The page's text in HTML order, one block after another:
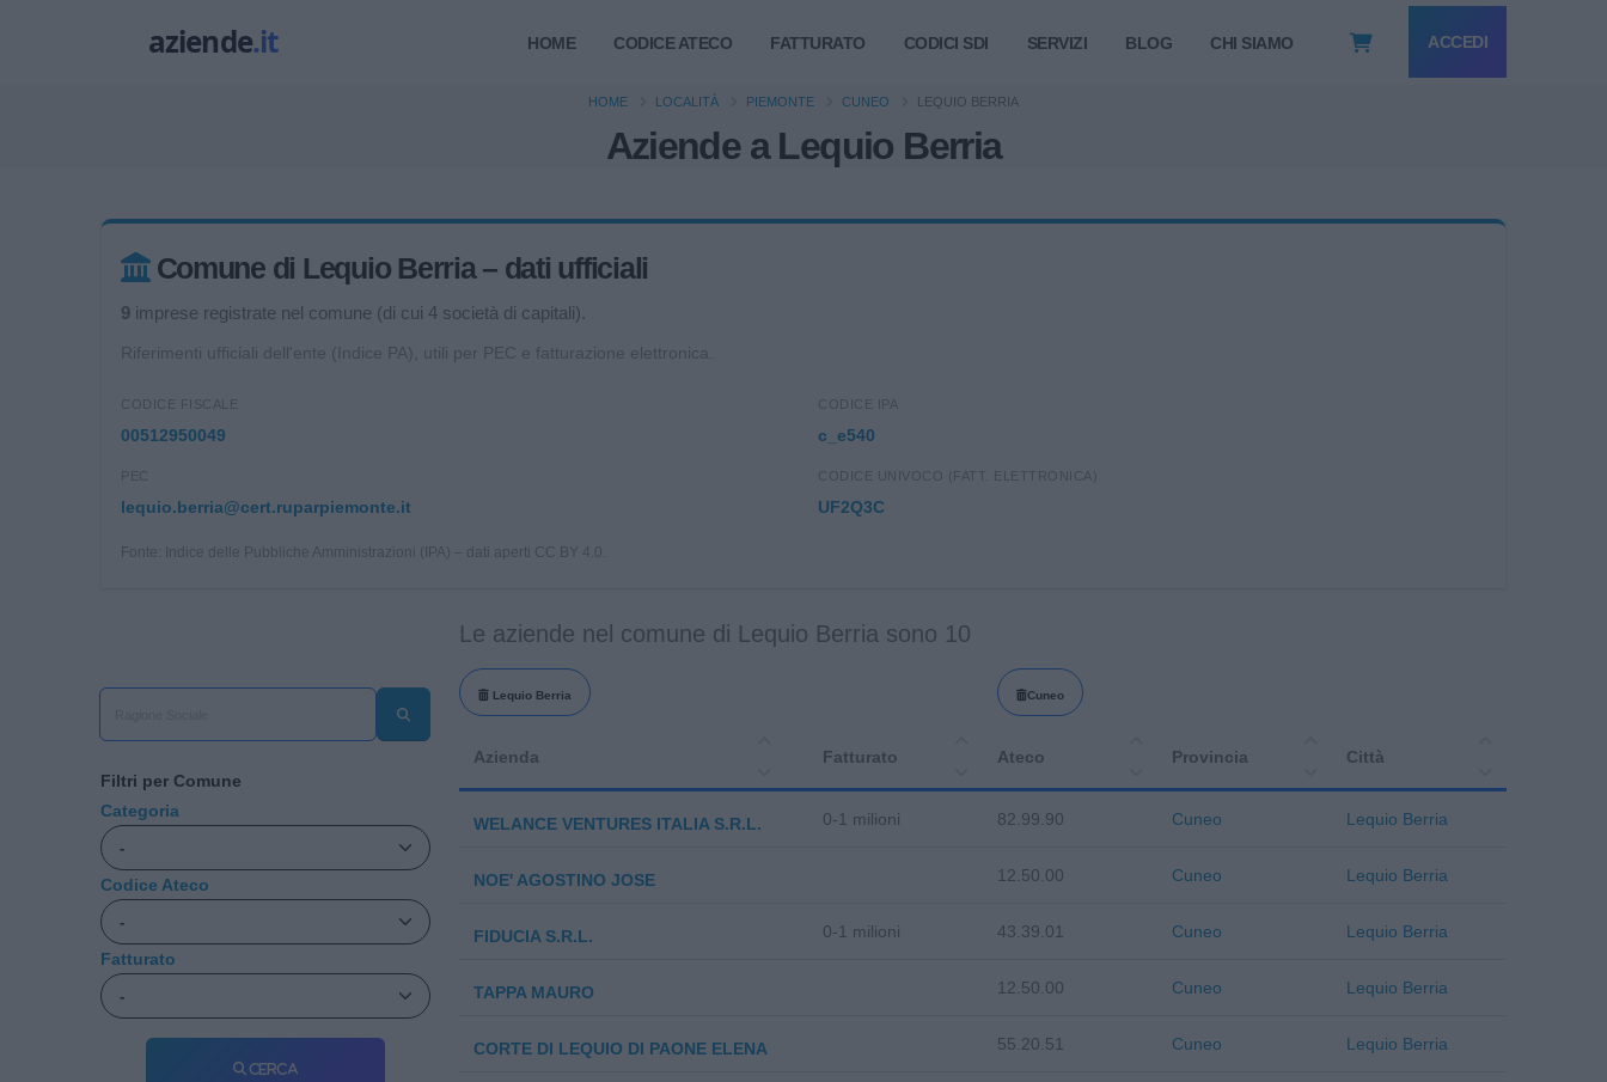
HOME CODICE ATECO FATTURATO CODICI SDI SERVIZI BLOG CHI SIAMO ACCEDI
Aziende a Lequio Berria
HOME LOCALITÀ PIEMONTE CUNEO LEQUIO BERRIA
Comune di Lequio Berria – dati ufficiali
9 imprese registrate nel comune (di cui 4 società di capitali).
Riferimenti ufficiali dell'ente (Indice PA), utili per PEC e fatturazione elettronica.
CODICE FISCALE
00512950049
CODICE IPA
c_e540
PEC
lequio.berria@cert.ruparpiemonte.it
CODICE UNIVOCO (FATT. ELETTRONICA)
UF2Q3C
Fonte: Indice delle Pubbliche Amministrazioni (IPA) – dati aperti CC BY 4.0.
Filtri per Comune
Categoria
Codice Ateco
Fatturato
Cerca
Le aziende nel comune di Lequio Berria sono 10
Lequio Berria Cuneo
Azienda Fatturato Ateco Provincia Città
WELANCE VENTURES ITALIA S.R.L. 0-1 milioni 82.99.90 Cuneo Lequio Berria
NOE' AGOSTINO JOSE 12.50.00 Cuneo Lequio Berria
FIDUCIA S.R.L. 0-1 milioni 43.39.01 Cuneo Lequio Berria
TAPPA MAURO 12.50.00 Cuneo Lequio Berria
CORTE DI LEQUIO DI PAONE ELENA 55.20.51 Cuneo Lequio Berria